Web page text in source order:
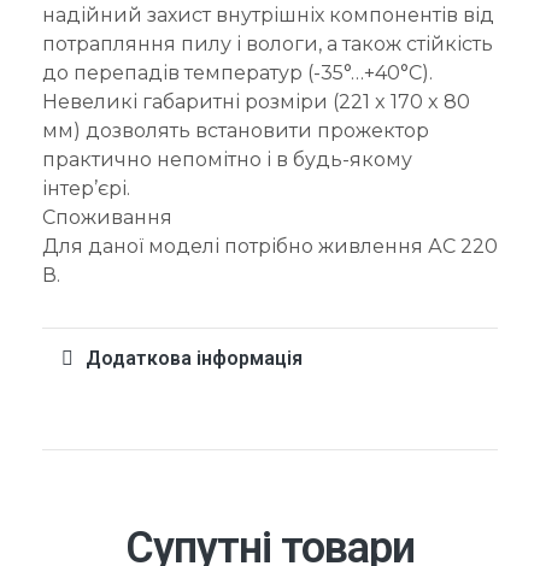
надійний захист внутрішніх компонентів від
потрапляння пилу і вологи, а також стійкість
до перепадів температур (-35°…+40°С).
Невеликі габаритні розміри (221 x 170 x 80
мм) дозволять встановити прожектор
практично непомітно і в будь-якому
інтер’єрі.
Споживання
Для даної моделі потрібно живлення АC 220
В.
Додаткова інформація
Супутні товари